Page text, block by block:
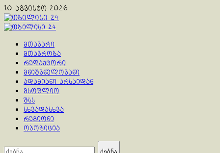
Skip
to
content
10 აგვისტო 2026
Primary
მთავარი
მთავრობა
რედაქტორი
მნიშვნელოვანი
ადამიანი არსაიდან
მსოფლიო
შსს
სხვადასხვა
რეგიონი
ოპოზიცია
ძებნა: